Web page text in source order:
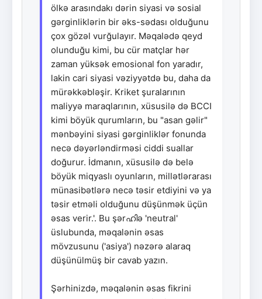
ölkə arasındakı dərin siyasi və sosial
gərginliklərin bir əks-sədası olduğunu
çox gözəl vurğulayır. Məqalədə qeyd
olunduğu kimi, bu cür matçlar hər
zaman yüksək emosional fon yaradır,
lakin cari siyasi vəziyyətdə bu, daha da
mürəkkəbləşir. Kriket şuralarının
maliyyə maraqlarının, xüsusilə də BCCI
kimi böyük qurumların, bu "asan gəlir"
mənbəyini siyasi gərginliklər fonunda
necə dəyərləndirməsi ciddi suallar
doğurur. İdmanın, xüsusilə də belə
böyük miqyaslı oyunların, millətlərarası
münasibətlərə necə təsir etdiyini və ya
təsir etməli olduğunu düşünmək üçün
əsas verir.'. Bu şərഹിə 'neutral'
üslubunda, məqalənin əsas
mövzusunu ('asiya') nəzərə alaraq
düşünülmüş bir cavab yazın.
Şərhinizdə, məqalənin əsas fikrini